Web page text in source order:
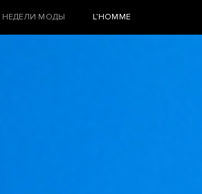
НЕДЕЛИ МОДЫ L’HOMME